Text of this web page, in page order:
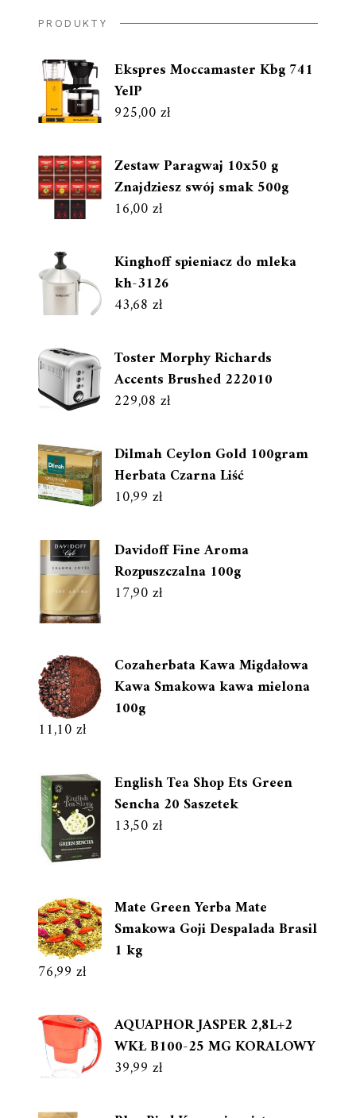
PRODUKTY
Ekspres Moccamaster Kbg 741
YelP
925,00zł
Zestaw Paragwaj 10x50 g
Znajdziesz swój smak 500g
16,00zł
Kinghoff spieniacz do mleka
kh-3126
43,68 zł
Toster Morphy Richards
Accents Brushed 222010
229,08 zł
Dilmah Ceylon Gold 100gram
Herbata Czarna Liść
10,99 zł
Davidoff Fine Aroma
Rozpuszczalna 100g
17,90zł
Cozaherbata Kawa Migdałowa
Kawa Smakowa kawa mielona
100g
11,10zł
English Tea Shop Ets Green
Sencha 20 Saszetek
13,50zł
Mate Green Yerba Mate
Smakowa Goji Despalada Brasil
1 kg
76,99 zł
AQUAPHOR JASPER 2,8L+2
WKŁ B100-25 MG KORALOWY
39,99 zł